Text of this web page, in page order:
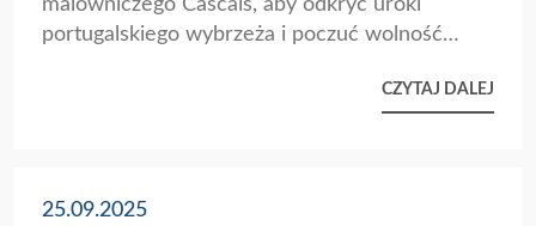
malowniczego Cascais, aby odkryć uroki
portugalskiego wybrzeża i poczuć wolność
towarzyszyły nam przy burcie, wprowadzając
odwiedziliśmy wyspę Berlengę – raj dla
CZYTAJ DALEJ
25.09.2025